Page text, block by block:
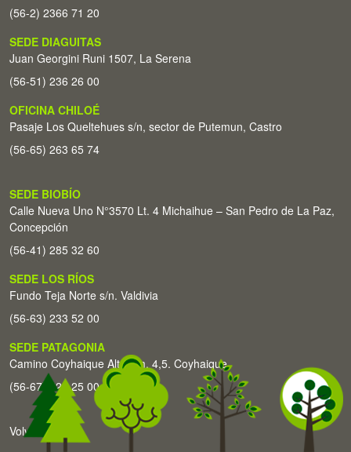
(56-2) 2366 71 20
SEDE DIAGUITAS
Juan Georgini Runi 1507, La Serena
(56-51) 236 26 00
OFICINA CHILOÉ
Pasaje Los Queltehues s/n, sector de Putemun, Castro
(56-65) 263 65 74
SEDE BIOBÍO
Calle Nueva Uno N°3570 Lt. 4 Michaihue – San Pedro de La Paz,
Concepción
(56-41) 285 32 60
SEDE LOS RÍOS
Fundo Teja Norte s/n. Valdivia
(56-63) 233 52 00
SEDE PATAGONIA
Camino Coyhaique Alto Km. 4,5. Coyhaique
(56-67) 226 25 00
Volver arriba